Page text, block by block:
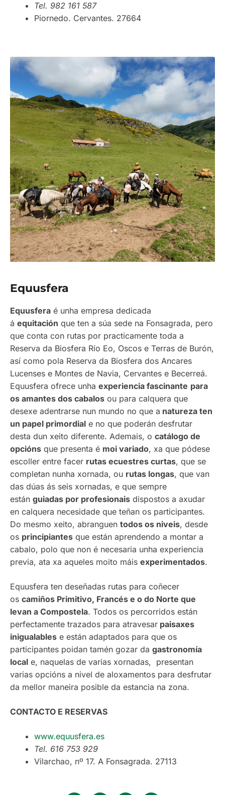
Tel. 982 161 587
Piornedo. Cervantes. 27664
Equusfera
Equusfera é unha empresa dedicada
á equitación que ten a súa sede na Fonsagrada, pero
que conta con rutas por practicamente toda a
Reserva da Biosfera Río Eo, Oscos e Terras de Burón,
así como pola Reserva da Biosfera dos Ancares
Lucenses e Montes de Navia, Cervantes e Becerreá.
Equusfera ofrece unha experiencia fascinante para
os amantes dos cabalos ou para calquera que
desexe adentrarse nun mundo no que a natureza ten
un papel primordial e no que poderán desfrutar
desta dun xeito diferente. Ademais, o catálogo de
opcións que presenta é moi variado, xa que pódese
escoller entre facer rutas ecuestres curtas, que se
completan nunha xornada, ou rutas longas, que van
das dúas ás seis xornadas, e que sempre
están guiadas por profesionais dispostos a axudar
en calquera necesidade que teñan os participantes.
Do mesmo xeito, abranguen todos os niveis, desde
os principiantes que están aprendendo a montar a
cabalo, polo que non é necesaria unha experiencia
previa, ata xa aqueles moito máis experimentados.
Equusfera ten deseñadas rutas para coñecer
os camiños Primitivo, Francés e o do Norte que
levan a Compostela. Todos os percorridos están
perfectamente trazados para atravesar paisaxes
inigualables e están adaptados para que os
participantes poidan tamén gozar da gastronomía
local e, naquelas de varias xornadas, presentan
varias opcións a nivel de aloxamentos para desfrutar
da mellor maneira posible da estancia na zona.
CONTACTO E RESERVAS
www.equusfera.es
Tel. 616 753 929
Vilarchao, nº 17. A Fonsagrada. 27113